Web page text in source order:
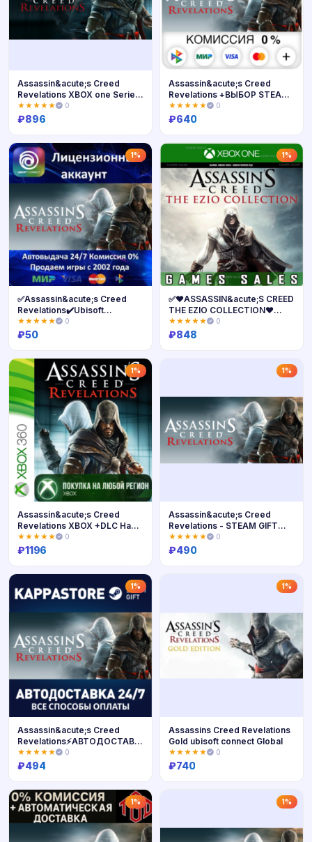
Купить
Assassin&acute;s Creed
Revelations XBOX one Series
Xs
★★★★★ 0
₽896
Купить
Assassin&acute;s Creed
Revelations +ВЫБОР STEAM
⚡️АВТО 💳0%
★★★★★ 0
₽640
1%
Купить
✅Assassin&acute;s Creed
Revelations✔️Ubisoft
Connect⭐Аренда
Аккаунта✔️Онлайн⭐0%
★★★★★ 0
₽50
1%
✅❤️ASSASSIN&acute;S CREED
THE EZIO COLLECTION❤️
XBOX🔑КЛЮЧ
★★★★★ 0
₽848
1%
Assassin&acute;s Creed
Revelations XBOX +DLC На
Любой Регион
★★★★★ 0
₽1196
1%
Assassin&acute;s Creed
Revelations - STEAM GIFT
РОССИЯ
★★★★★ 0
₽490
1%
Купить
Assassin&acute;s Creed
Revelations⚡АВТОДОСТАВКА
Steam Россия
★★★★★ 0
₽494
1%
Assassins Creed Revelations
Gold ubisoft connect Global
★★★★★ 0
₽740
1% 1%